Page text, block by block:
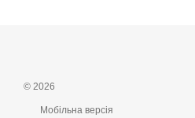
© 2026
Мобільна версія